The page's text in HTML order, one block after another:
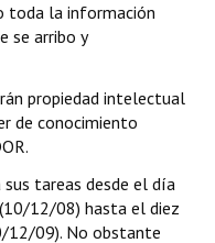
toda la información
se arribo y
propiedad intelectual
de conocimiento
tareas desde el día
12/08) hasta el diez
12/09). No obstante